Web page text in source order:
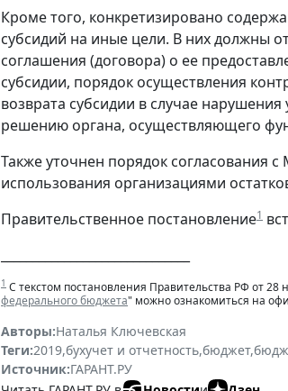
Кроме того, конкретизировано
субсидий на иные цели. В них должны
соглашения (договора) о ее
субсидии, порядок осуществления
возврата субсидии в случае
решению органа, осуществляющего
Также уточнен порядок согласования
использования организациями
Правительственное постановление1
1 С текстом постановления Правительства РФ от 28
федерального бюджета" можно ознакомиться на
Авторы:Наталья Ключевская
Теги:2019,бухучет и отчетность,бюджет,
Источник:ГАРАНТ.РУ